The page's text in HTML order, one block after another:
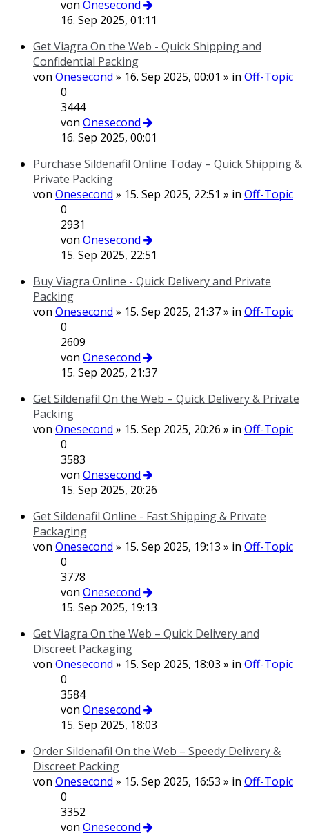
von Onesecond
16. Sep 2025, 01:11
Get Viagra On the Web - Quick Shipping and
Confidential Packing
von Onesecond » 16. Sep 2025, 00:01 » in Off-Topic
0
3444
von Onesecond
16. Sep 2025, 00:01
Purchase Sildenafil Online Today – Quick Shipping &
Private Packing
von Onesecond » 15. Sep 2025, 22:51 » in Off-Topic
0
2931
von Onesecond
15. Sep 2025, 22:51
Buy Viagra Online - Quick Delivery and Private
Packing
von Onesecond » 15. Sep 2025, 21:37 » in Off-Topic
0
2609
von Onesecond
15. Sep 2025, 21:37
Get Sildenafil On the Web – Quick Delivery & Private
Packing
von Onesecond » 15. Sep 2025, 20:26 » in Off-Topic
0
3583
von Onesecond
15. Sep 2025, 20:26
Get Sildenafil Online - Fast Shipping & Private
Packaging
von Onesecond » 15. Sep 2025, 19:13 » in Off-Topic
0
3778
von Onesecond
15. Sep 2025, 19:13
Get Viagra On the Web – Quick Delivery and
Discreet Packaging
von Onesecond » 15. Sep 2025, 18:03 » in Off-Topic
0
3584
von Onesecond
15. Sep 2025, 18:03
Order Sildenafil On the Web – Speedy Delivery &
Discreet Packing
von Onesecond » 15. Sep 2025, 16:53 » in Off-Topic
0
3352
von Onesecond